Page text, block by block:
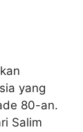
yang
80-an.
Salim